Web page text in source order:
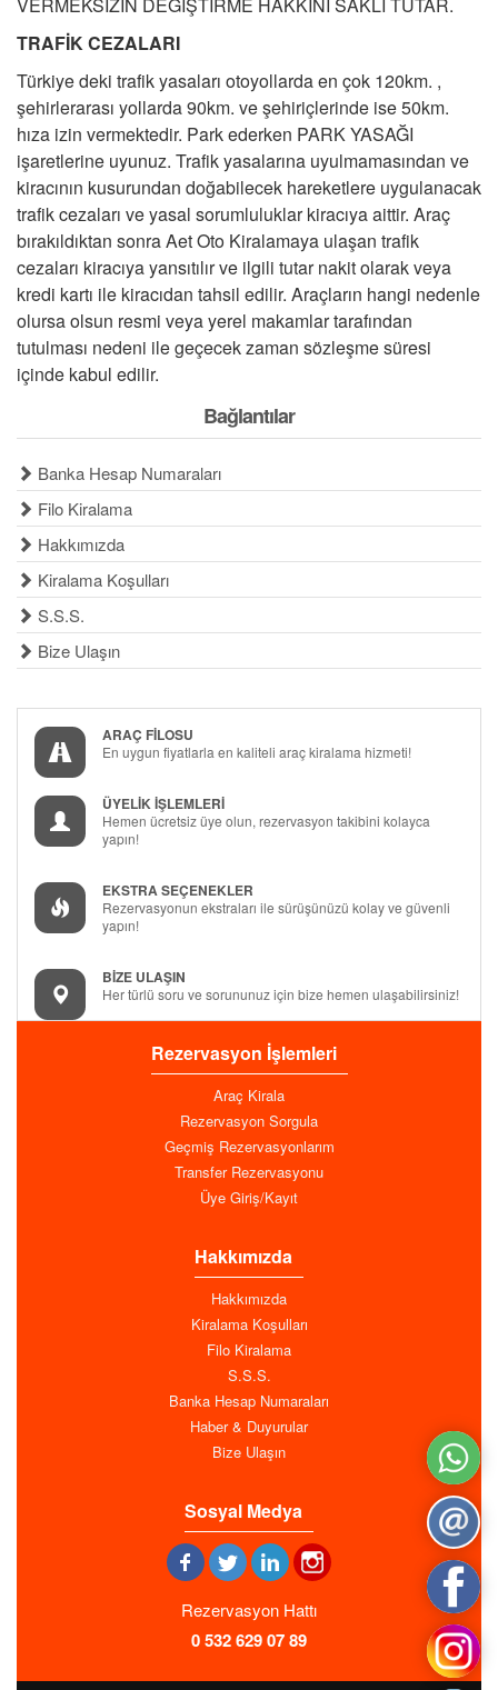
TRAFİK CEZALARI
Türkiye deki trafik yasaları otoyollarda en çok 120km. ,
şehirlerarası yollarda 90km. ve şehiriçlerinde ise 50km.
hıza izin vermektedir. Park ederken PARK YASAĞI
işaretlerine uyunuz. Trafik yasalarına uyulmamasından ve
kiracının kusurundan doğabilecek hareketlere uygulanacak
trafik cezaları ve yasal sorumluluklar kiracıya aittir. Araç
bırakıldıktan sonra Aet Oto Kiralamaya ulaşan trafik
cezaları kiracıya yansıtılır ve ilgili tutar nakit olarak veya
kredi kartı ile kiracıdan tahsil edilir. Araçların hangi nedenle
olursa olsun resmi veya yerel makamlar tarafından
tutulması nedeni ile geçecek zaman sözleşme süresi
içinde kabul edilir.
Bağlantılar
Banka Hesap Numaraları
Filo Kiralama
Hakkımızda
Kiralama Koşulları
S.S.S.
Bize Ulaşın
ARAÇ FİLOSU
En uygun fiyatlarla en kaliteli araç kiralama hizmeti!
ÜYELİK İŞLEMLERİ
Hemen ücretsiz üye olun, rezervasyon takibini kolayca
yapın!
EKSTRA SEÇENEKLER
Rezervasyonun ekstraları ile sürüşünüzü kolay ve güvenli
yapın!
BİZE ULAŞIN
Her türlü soru ve sorununuz için bize hemen ulaşabilirsiniz!
Rezervasyon İşlemleri
Araç Kirala
Rezervasyon Sorgula
Geçmiş Rezervasyonlarım
Transfer Rezervasyonu
Üye Giriş/Kayıt
Hakkımızda
Hakkımızda
Kiralama Koşulları
Filo Kiralama
S.S.S.
Banka Hesap Numaraları
Haber & Duyurular
Bize Ulaşın
Sosyal Medya
Rezervasyon Hattı
0 532 629 07 89